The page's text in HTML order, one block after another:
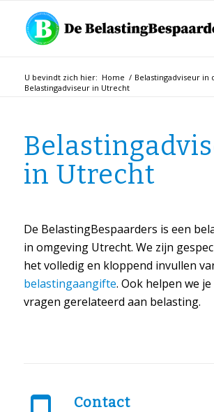
U bevindt zich hier: Home / Belastingadviseur in
Belastingadviseur in Utrecht
in Utrecht
De BelastingBespaarders is een
in omgeving Utrecht. We zijn
het volledig en kloppend invullen
belastingaangifte. Ook helpen we
vragen gerelateerd aan belasting.
Contact